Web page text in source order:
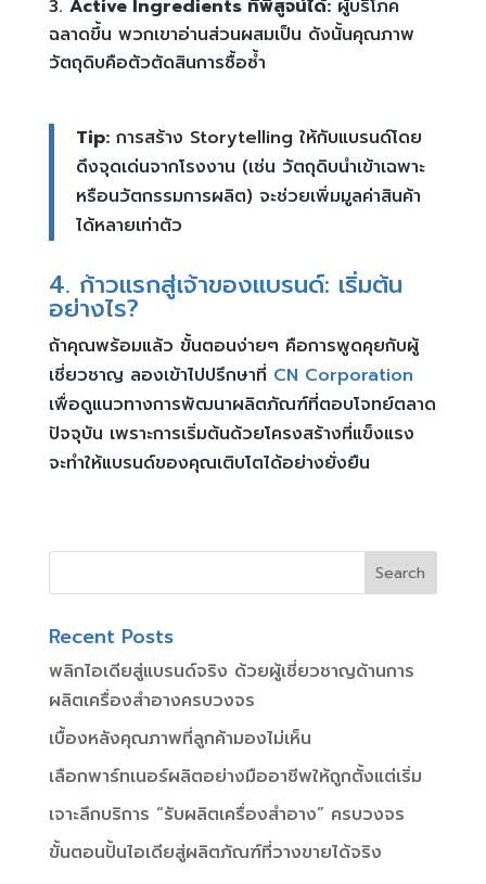
Active Ingredients ที่พิสูจน์ได้:ผู้บริโภค
ฉลาดขึ้น พวกเขาอ่านส่วนผสมเป็น ดังนั้นคุณภาพ
วัตถุดิบคือตัวตัดสินการซื้อซ้ำ
Tip:การสร้าง Storytelling ให้กับแบรนด์โดย
ดึงจุดเด่นจากโรงงาน (เช่น วัตถุดิบนำเข้าเฉพาะ
หรือนวัตกรรมการผลิต) จะช่วยเพิ่มมูลค่าสินค้า
ได้หลายเท่าตัว
4. ก้าวแรกสู่เจ้าของแบรนด์: เริ่มต้น
อย่างไร?
ถ้าคุณพร้อมแล้ว ขั้นตอนง่ายๆ คือการพูดคุยกับผู้
เชี่ยวชาญ ลองเข้าไปปรึกษาที่ CN Corporation
เพื่อดูแนวทางการพัฒนาผลิตภัณฑ์ที่ตอบโจทย์ตลาด
ปัจจุบัน เพราะการเริ่มต้นด้วยโครงสร้างที่แข็งแรง
จะทำให้แบรนด์ของคุณเติบโตได้อย่างยั่งยืน
Recent Posts
พลิกไอเดียสู่แบรนด์จริง ด้วยผู้เชี่ยวชาญด้านการ
ผลิตเครื่องสำอางครบวงจร
เบื้องหลังคุณภาพที่ลูกค้ามองไม่เห็น
เลือกพาร์ทเนอร์ผลิตอย่างมืออาชีพให้ถูกตั้งแต่เริ่ม
เจาะลึกบริการ “รับผลิตเครื่องสำอาง” ครบวงจร
ขั้นตอนปั้นไอเดียสู่ผลิตภัณฑ์ที่วางขายได้จริง